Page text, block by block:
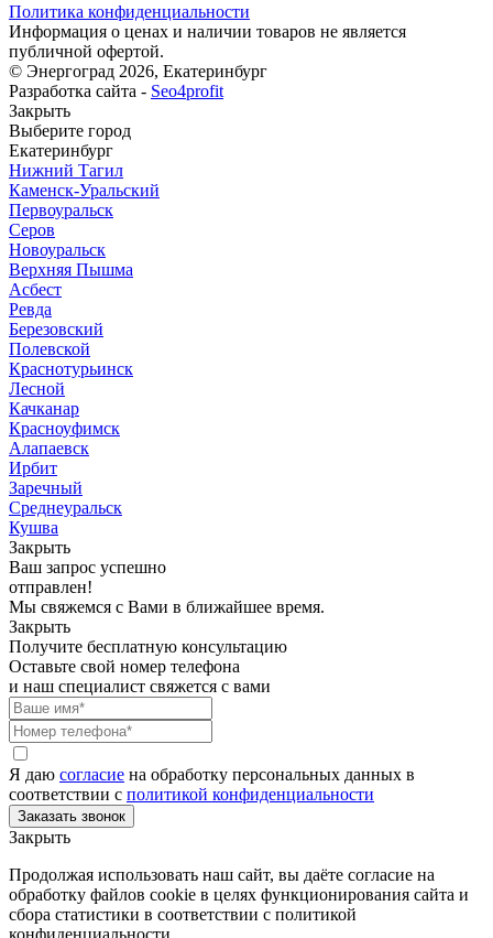
Политика конфиденциальности
Информация о ценах и наличии товаров не является
публичной офертой.
© Энергоград 2026, Екатеринбург
Разработка сайта - Seo4profit
Закрыть
Выберите город
Екатеринбург
Нижний Тагил
Каменск-Уральский
Первоуральск
Серов
Новоуральск
Верхняя Пышма
Асбест
Ревда
Березовский
Полевской
Краснотурьинск
Лесной
Качканар
Красноуфимск
Алапаевск
Ирбит
Заречный
Среднеуральск
Кушва
Закрыть
Ваш запрос успешно
отправлен!
Мы свяжемся с Вами в ближайшее время.
Закрыть
Получите бесплатную консультацию
Оставьте свой номер телефона
и наш специалист свяжется с вами
Я даю согласие на обработку персональных данных в
соответствии с политикой конфиденциальности
Закрыть
Продолжая использовать наш сайт, вы даёте согласие на
обработку файлов cookie в целях функционирования сайта и
сбора статистики в соответствии с политикой
конфиденциальности